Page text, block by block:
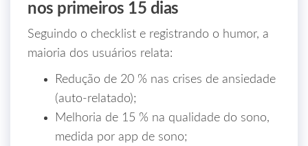
nos primeiros 15 dias
Seguindo o checklist e registrando o humor, a
maioria dos usuários relata:
Redução de 20 % nas crises de ansiedade
(auto‑relatado);
Melhoria de 15 % na qualidade do sono,
medida por app de sono;